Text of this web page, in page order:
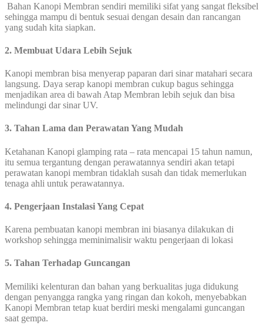
Bahan Kanopi Membran sendiri memiliki sifat yang sangat fleksibel
sehingga mampu di bentuk sesuai dengan desain dan rancangan
yang sudah kita siapkan.
2. Membuat Udara Lebih Sejuk
Kanopi membran bisa menyerap paparan dari sinar matahari secara
langsung. Daya serap kanopi membran cukup bagus sehingga
menjadikan area di bawah Atap Membran lebih sejuk dan bisa
melindungi dar sinar UV.
3. Tahan Lama dan Perawatan Yang Mudah
Ketahanan Kanopi glamping rata – rata mencapai 15 tahun namun,
itu semua tergantung dengan perawatannya sendiri akan tetapi
perawatan kanopi membran tidaklah susah dan tidak memerlukan
tenaga ahli untuk perawatannya.
4. Pengerjaan Instalasi Yang Cepat
Karena pembuatan kanopi membran ini biasanya dilakukan di
workshop sehingga meminimalisir waktu pengerjaan di lokasi
5. Tahan Terhadap Guncangan
Memiliki kelenturan dan bahan yang berkualitas juga didukung
dengan penyangga rangka yang ringan dan kokoh, menyebabkan
Kanopi Membran tetap kuat berdiri meski mengalami guncangan
saat gempa.